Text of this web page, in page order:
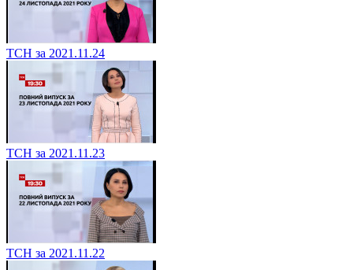
ТСН за 2021.11.24
ТСН за 2021.11.23
ТСН за 2021.11.22